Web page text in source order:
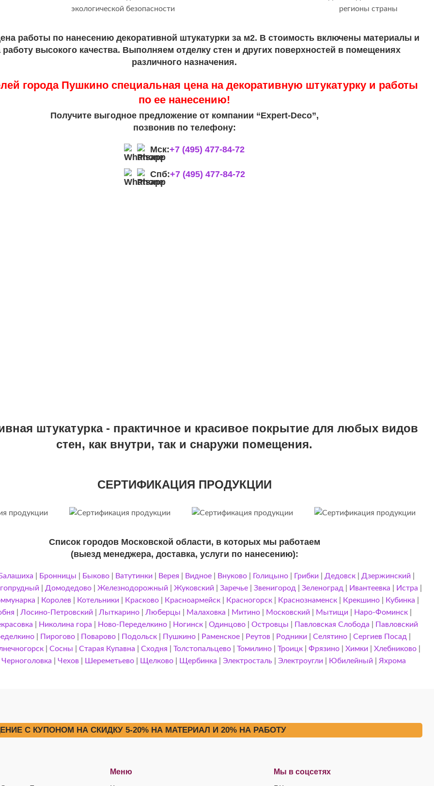
экологической безопасности
регионы страны
работы по нанесению декоративной штукатурки за м2. В стоимость включены материалы и
работу высокого качества. Выполняем отделку стен и других поверхностей в помещениях
различного назначения.
города Пушкино специальная цена на декоративную штукатурку и работы
по ее нанесению!
Получите выгодное предложение от компании “Expert-Deco”,
позвонив по телефону:
Мск:+7 (495) 477-84-72
Спб:+7 (495) 477-84-72
штукатурка - практичное и красивое покрытие для любых видов
стен, как внутри, так и снаружи помещения.
СЕРТИФИКАЦИЯ ПРОДУКЦИИ
Список городов Московской области, в которых мы работаем
(выезд менеджера, доставка, услуги по нанесению):
Балашиха Бронницы Быково| Ватутинки Верея Видное| Внуково| Голицыно| Грибки Дедовск| Дзержинский
Домодедово |Железнодорожный |Жуковский |Заречье |Звенигород |Зеленоград Ивантеевка Истра
Королев| Котельники Красково| Красноармейск| Красногорск| Краснознаменск| Крекшино| Кубинка
Лосино-Петровский Лыткарино Люберцы Малаховка Митино Московский Мытищи Наро-Фоминск
Николина гора Ново-Переделкино Ногинск |Одинцово |Островцы Павловская Слобода
Павловский
Пирогово Поварово Подольск Пушкино Раменское Реутов Родники |Селятино |Сергиев Посад
| Сосны Старая Купавна Сходня Толстопальцево| Томилино| Троицк| Фрязино| Химки Хлебниково|
|Черноголовка |Чехов Шереметьево Щелково Щербинка |Электросталь |Электроугли Юбилейный Яхрома
С КУПОНОМ НА СКИДКУ 5-20% НА МАТЕРИАЛ И 20% НА РАБОТУ
Меню Мы в соцсетях